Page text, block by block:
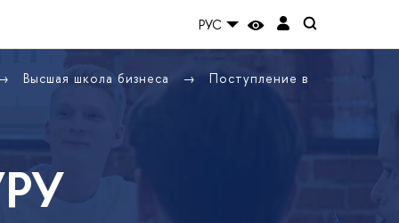
РУС
Высшая школа бизнеса
Поступление в